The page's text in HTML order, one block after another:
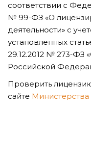
соответствии с
№ 99-ФЗ «О
деятельности» с
установленных
29.12.2012 № 273-ФЗ
Российской
Проверить
сайте